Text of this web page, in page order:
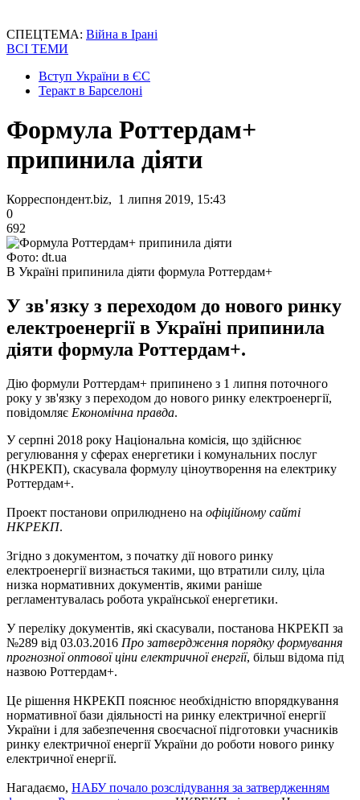
СПЕЦТЕМА: Війна в Ірані
ВСІ ТЕМИ
Вступ України в ЄС
Теракт в Барселоні
Формула Роттердам+
припинила діяти
Корреспондент.biz, 1 липня 2019, 15:43
0
692
Фото: dt.ua
В Україні припинила діяти формула Роттердам+
У зв'язку з переходом до нового ринку
електроенергії в Україні припинила
діяти формула Роттердам+.
Дію формули Роттердам+ припинено з 1 липня поточного
року у зв'язку з переходом до нового ринку електроенергії,
повідомляє Економічна правда.
У серпні 2018 року Національна комісія, що здійснює
регулювання у сферах енергетики і комунальних послуг
(НКРЕКП), скасувала формулу ціноутворення на електрику
Роттердам+.
Проект постанови оприлюднено на офіційному сайті
НКРЕКП.
Згідно з документом, з початку дії нового ринку
електроенергії визнається такими, що втратили силу, ціла
низка нормативних документів, якими раніше
регламентувалась робота української енергетики.
У переліку документів, які скасували, постанова НКРЕКП за
№289 від 03.03.2016 Про затвердження порядку формування
прогнозної оптової ціни електричної енергії, більш відома під
назвою Роттердам+.
Це рішення НКРЕКП пояснює необхідністю впорядкування
нормативної бази діяльності на ринку електричної енергії
України і для забезпечення своєчасної підготовки учасників
ринку електричної енергії України до роботи нового ринку
електричної енергії.
Нагадаємо, НАБУ почало розслідування за затвердженням